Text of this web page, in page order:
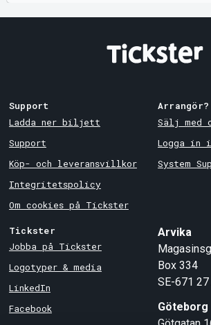
Support
Ladda ner biljett
Support
Köp- och leveransvillkor
Integritetspolicy
Om cookies på Tickster
Arrangör?
Sälj med
Logga in i
System
Tickster
Jobba på Tickster
Logotyper & media
LinkedIn
Facebook
Arvika
Box 334
SE-671 27
Göteborg